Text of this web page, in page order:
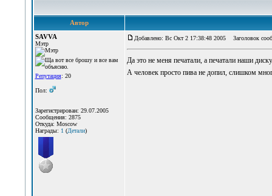
Автор
SAVVA
Мэтр
Репутация: 20
Пол:
Зарегистрирован: 29.07.2005
Сообщения: 2875
Откуда: Moscow
Награды: 1 (Детали)
Добавлено: Вс Окт 2 17:38:48 2005 Заголовок
Да это не меня печатали, а печатали наши
А человек просто пива не допил, слишком